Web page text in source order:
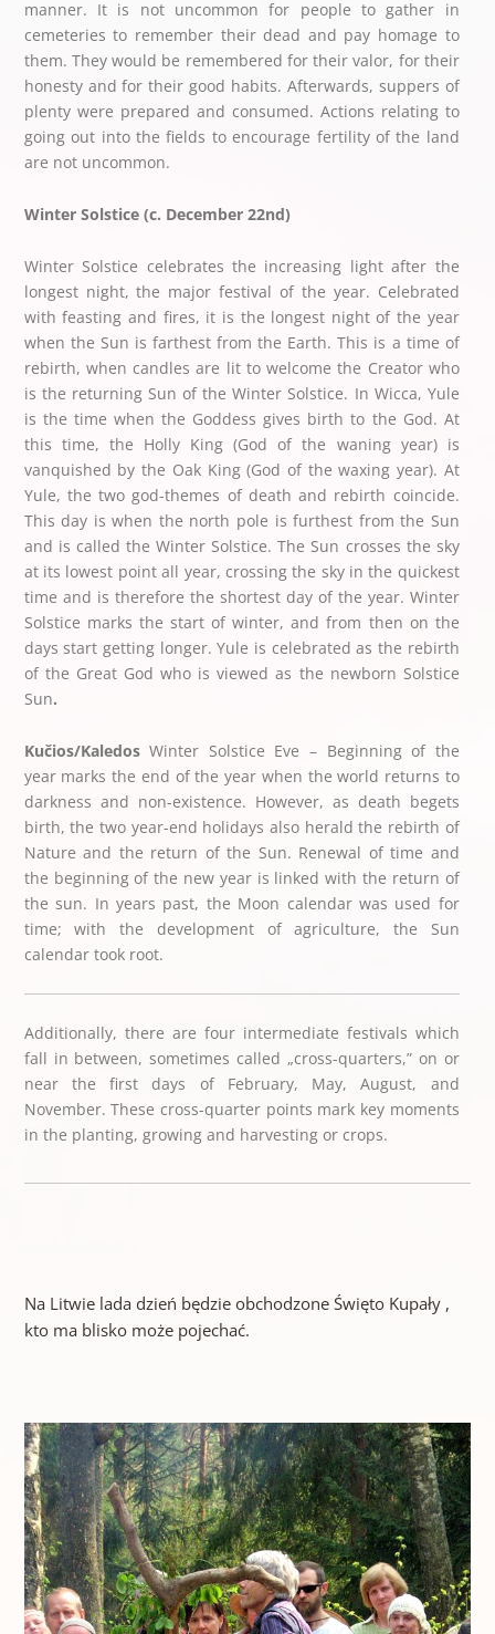
manner. It is not uncommon for people to gather in
cemeteries to remember their dead and pay homage to
them. They would be remembered for their valor, for their
honesty and for their good habits. Afterwards, suppers of
plenty were prepared and consumed. Actions relating to
going out into the fields to encourage fertility of the land
are not uncommon.
Winter Solstice (c. December 22nd)
Winter Solstice celebrates the increasing light after the
longest night, the major festival of the year. Celebrated
with feasting and fires, it is the longest night of the year
when the Sun is farthest from the Earth. This is a time of
rebirth, when candles are lit to welcome the Creator who
is the returning Sun of the Winter Solstice. In Wicca, Yule
is the time when the Goddess gives birth to the God. At
this time, the Holly King (God of the waning year) is
vanquished by the Oak King (God of the waxing year). At
Yule, the two god-themes of death and rebirth coincide.
This day is when the north pole is furthest from the Sun
and is called the Winter Solstice. The Sun crosses the sky
at its lowest point all year, crossing the sky in the quickest
time and is therefore the shortest day of the year. Winter
Solstice marks the start of winter, and from then on the
days start getting longer. Yule is celebrated as the rebirth
of the Great God who is viewed as the newborn Solstice
Sun.
Kučios/KaledosWinter Solstice Eve – Beginning of the
year marks the end of the year when the world returns to
darkness and non-existence. However, as death begets
birth, the two year-end holidays also herald the rebirth of
Nature and the return of the Sun. Renewal of time and
the beginning of the new year is linked with the return of
the sun. In years past, the Moon calendar was used for
time; with the development of agriculture, the Sun
calendar took root.
Additionally, there are four intermediate festivals which
fall in between, sometimes called „cross-quarters,” on or
near the first days of February, May, August, and
November. These cross-quarter points mark key moments
in the planting, growing and harvesting or crops.
Na Litwie lada dzień będzie obchodzone Święto Kupały ,
kto ma blisko może pojechać.